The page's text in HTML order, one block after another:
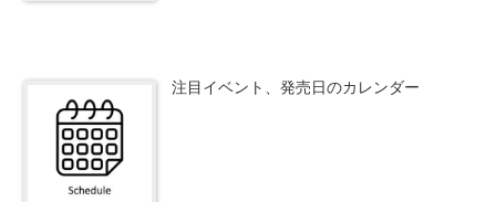
注目イベント、発売日のカレンダー